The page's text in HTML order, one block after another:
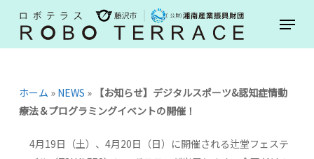
main
Menu
ホーム » NEWS » 【お知らせ】デジタルスポーツ&認知症情動
療法＆プログラミングイベントの開催！
4月19日（土）、4月20日（日）に開催される辻堂フェステ